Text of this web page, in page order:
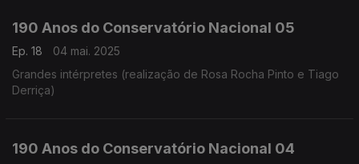
190 Anos do Conservatório Nacional 05
Ep. 18
04 mai. 2025
Grandes intérpretes (realização de Rosa Rocha Pinto e Tiago
Derriça)
190 Anos do Conservatório Nacional 04